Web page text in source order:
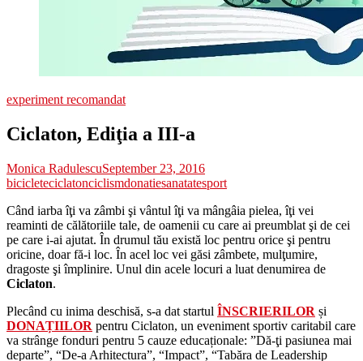
experiment recomandat
Ciclaton, Ediţia a III-a
Monica RadulescuSeptember 23, 2016
bicicleteciclatonciclismdonatiesanatatesport
Când iarba îţi va zâmbi şi vântul îţi va mângâia pielea, îţi vei
reaminti de călătoriile tale, de oamenii cu care ai preumblat şi de cei
pe care i-ai ajutat. În drumul tău există loc pentru orice şi pentru
oricine, doar fă-i loc. În acel loc vei găsi zâmbete, mulţumire,
dragoste şi împlinire. Unul din acele locuri a luat denumirea de
Ciclaton.
Plecând cu inima deschisă, s-a dat startul ÎNSCRIERILOR și
DONAȚIILOR pentru Ciclaton, un eveniment sportiv caritabil care
va strânge fonduri pentru 5 cauze educaționale: ”Dă-ţi pasiunea mai
departe”, “De-a Arhitectura”, “Impact”, “Tabăra de Leadership